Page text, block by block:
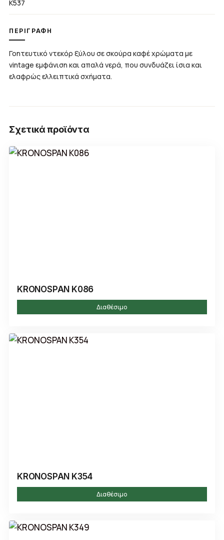
K537
ΠΕΡΙΓΡΑΦΉ
Γοητευτικό ντεκόρ ξύλου σε σκούρα καφέ χρώματα με
vintage εμφάνιση και απαλά νερά, που συνδυάζει ίσια και
ελαφρώς ελλειπτικά σχήματα.
Σχετικά προϊόντα
KRONOSPAN K086
Διαθέσιμο
KRONOSPAN K354
Διαθέσιμο